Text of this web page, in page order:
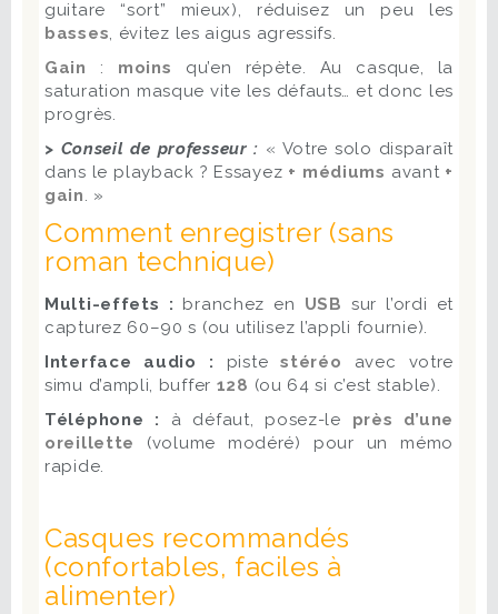
guitare “sort” mieux), réduisez un peu les
basses, évitez les aigus agressifs.
Gain
: moins qu’en répète. Au casque, la
saturation masque vite les défauts… et donc les
progrès.
> Conseil de professeur : « Votre solo disparaît
dans le playback ? Essayez + médiums avant +
gain. »
Comment enregistrer (sans
roman technique)
Multi-effets : branchez en USB sur l’ordi et
capturez 60–90 s (ou utilisez l’appli fournie).
Interface audio : pistestéréo avec votre
simu d’ampli, buffer 128 (ou 64 si c’est stable).
Téléphone : à défaut, posez-le près d’une
oreillette
(volume modéré) pour un mémo
rapide.
Casques recommandés
(confortables, faciles à
alimenter)